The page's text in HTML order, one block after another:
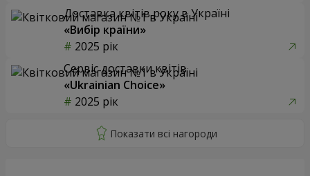
Доставка квітів року в Україні
«Вибір країни»
2025 рік
Сервіс доставки квітів
«Ukrainian Choice»
2025 рік